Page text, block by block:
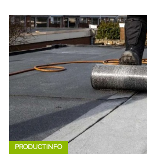
PRODUCTINFO